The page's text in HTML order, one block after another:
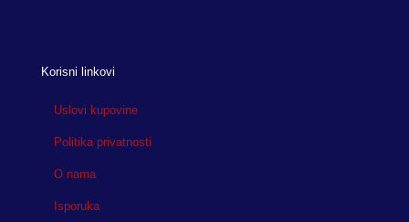
Korisni linkovi
Uslovi kupovine
Politika privatnosti
O nama
Isporuka